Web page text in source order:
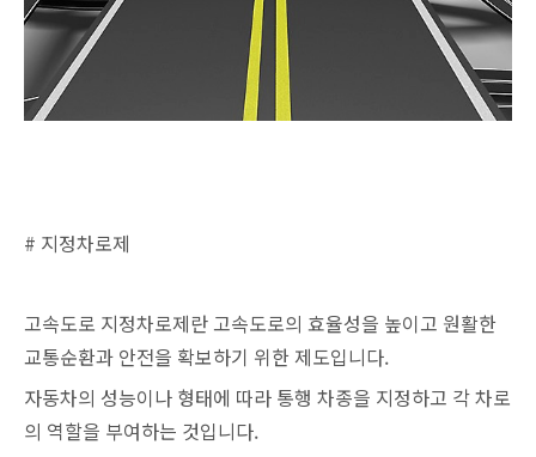
# 지정차로제
고속도로 지정차로제란 고속도로의 효율성을 높이고 원활한
교통순환과 안전을 확보하기 위한 제도입니다.
자동차의 성능이나 형태에 따라 통행 차종을 지정하고 각 차로
의 역할을 부여하는 것입니다.